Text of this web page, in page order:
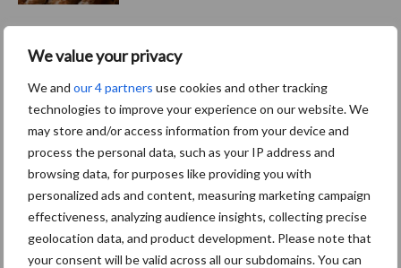
We value your privacy
We and our 4 partners use cookies and other tracking
technologies to improve your experience on our website. We
may store and/or access information from your device and
process the personal data, such as your IP address and
browsing data, for purposes like providing you with
personalized ads and content, measuring marketing campaign
effectiveness, analyzing audience insights, collecting precise
geolocation data, and product development. Please note that
your consent will be valid across all our subdomains. You can
Aviaire metapneumovirus:
de onzichtbare dreiging in
de stal
Themapagina's
Wet en regelgeving Diergezondheid